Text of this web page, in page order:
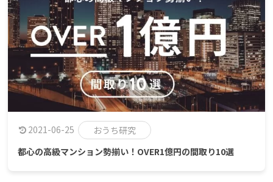
2021-06-25
おうち研究
都心の高級マンション勢揃い！OVER1億円の間取り10選